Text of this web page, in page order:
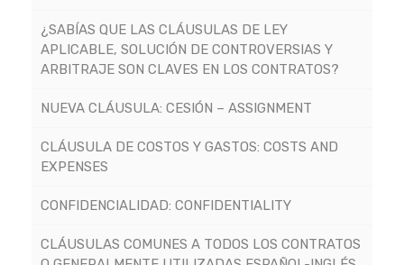
¿SABÍAS QUE LAS CLÁUSULAS DE LEY
APLICABLE, SOLUCIÓN DE CONTROVERSIAS Y
ARBITRAJE SON CLAVES EN LOS CONTRATOS?
NUEVA CLÁUSULA: CESIÓN – ASSIGNMENT
CLÁUSULA DE COSTOS Y GASTOS: COSTS AND
EXPENSES
CONFIDENCIALIDAD: CONFIDENTIALITY
CLÁUSULAS COMUNES A TODOS LOS CONTRATOS